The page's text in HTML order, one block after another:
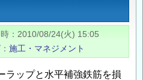
2010/08/24(火) 15:05
施工・マネジメント
ラップと水平補強鉄筋を損